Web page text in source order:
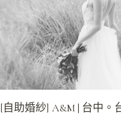
[自助婚紗] A&M | 台中。